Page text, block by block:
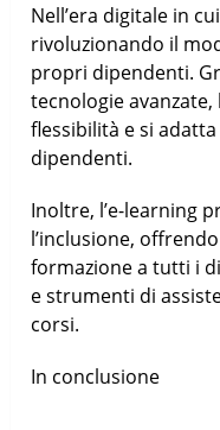
Nell’era digitale in
rivoluzionando il
propri dipendenti.
tecnologie
flessibilità e si
dipendenti.
Inoltre, l’e-learning
l’inclusione,
formazione a tutti i
e strumenti di
corsi.
In conclusione